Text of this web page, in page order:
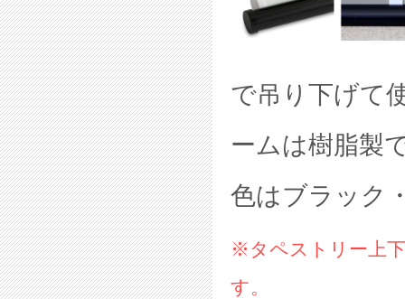
で吊り下げて
ームは樹脂製
色はブラック
※タペストリー上
す。